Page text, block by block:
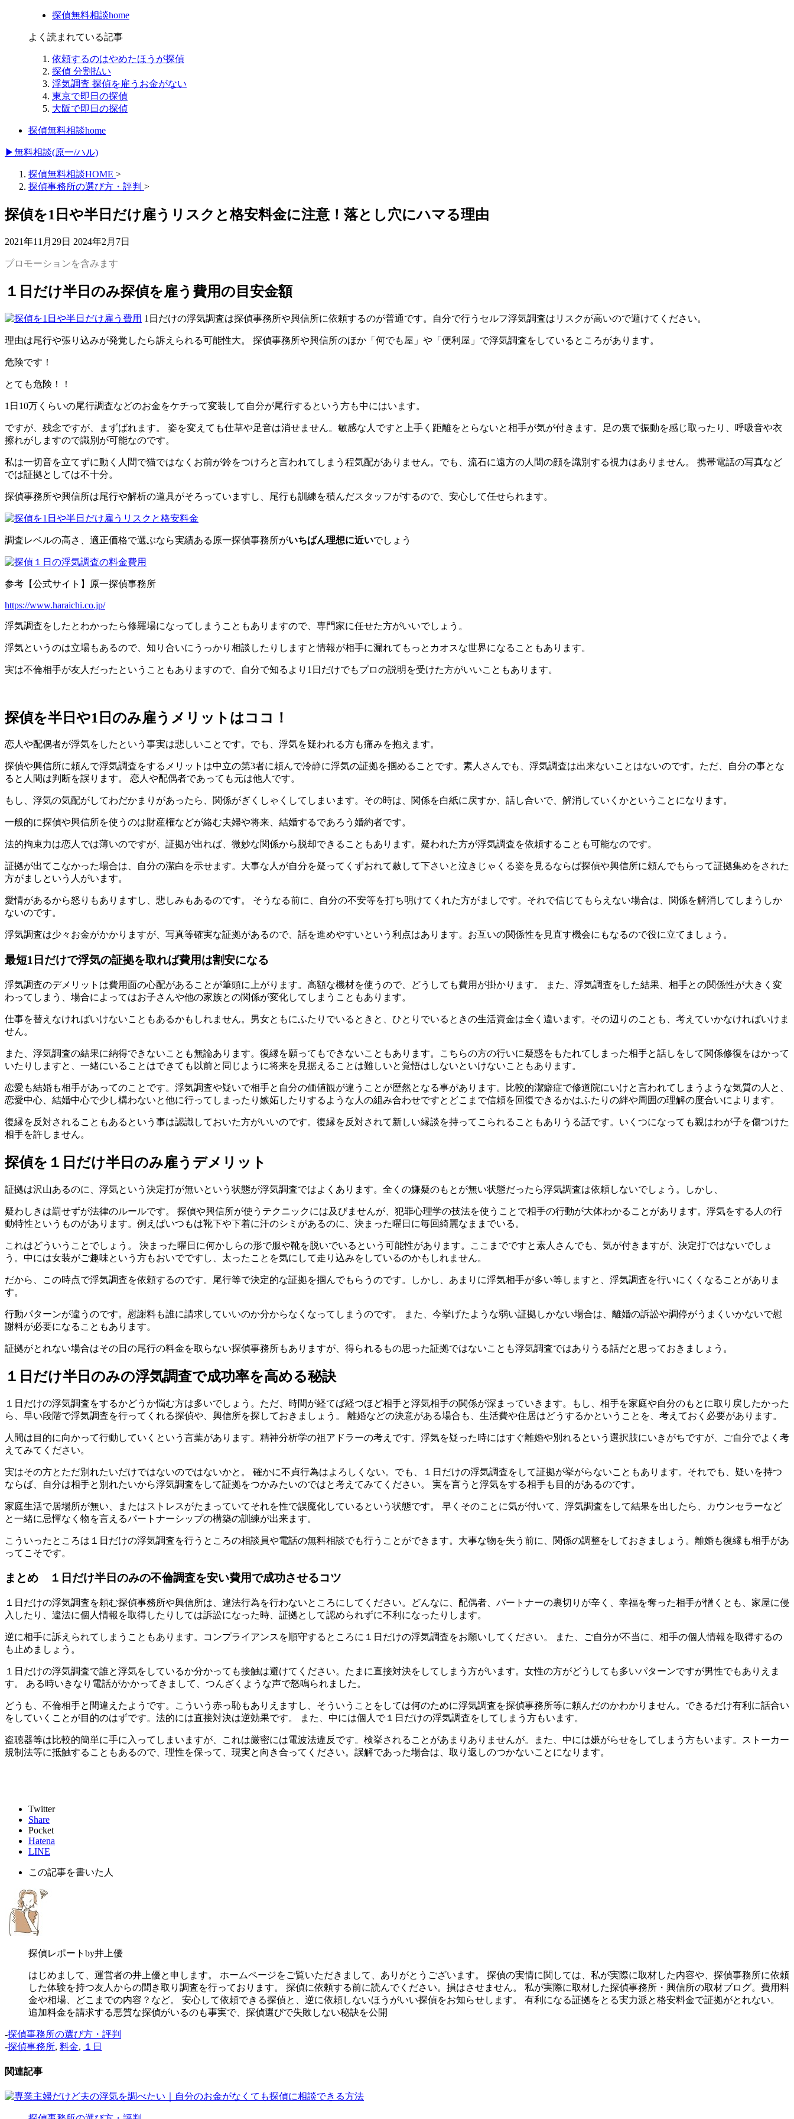
探偵無料相談home
よく読まれている記事
依頼するのはやめたほうが探偵
探偵 分割払い
浮気調査 探偵を雇うお金がない
東京で即日の探偵
大阪で即日の探偵
探偵無料相談home
▶無料相談(原一/ハル)
探偵無料相談HOME >
探偵事務所の選び方・評判 >
探偵を1日や半日だけ雇うリスクと格安料金に注意！落とし穴にハマる理由
2021年11月29日 2024年2月7日
プロモーションを含みます
１日だけ半日のみ探偵を雇う費用の目安金額
1日だけの浮気調査は探偵事務所や興信所に依頼するのが普通です。自分で行う セルフ浮気調査はリスクが高いので避けてください。
理由は尾行や張り込みが発覚したら訴えられる可能性大。 探偵事務所や興信所のほか 「何でも屋」や「便利屋」 で浮気調査をしているところがあります。
危険です！
とても危険！！
1日10万くらいの尾行調査などのお金をケチって変装して自分が尾行するという方も中にはいます。
ですが、 残念ですが、まずばれます。
姿を変えても仕草や足音は消せません。敏感な人ですと上手く距離をとらないと相手が気が付きます。足の裏で振動を感じ取ったり、呼吸音や衣
擦れがしますので識別が可能なのです。
私は一切音を立てずに動く人間で猫ではなくお前が鈴をつけろと言われてしまう程気配がありません。でも、流石に遠方の人間の顔を識別する視力はありません。 携帯電話の写真など
では証拠としては不十分。
探偵事務所や興信所は尾行や解析の道具がそろっていますし、尾行も訓練を積んだスタッフがするので、安心して任せられます。
調査レベルの高さ、適正価格で選ぶなら実績ある 原一探偵事務所がいちばん理想に近いでしょう
参考【公式サイト】原一探偵事務所
https://www.haraichi.co.jp/
浮気調査をしたとわかったら修羅場になってしまうこともありますので、 専門家に任せた方がいいでしょう。
浮気というのは立場もあるので、知り合いにうっかり相談したりしますと情報が相手に漏れて もっとカオスな世界になることもあります。
実は不倫相手が友人だった ということもありますので、自分で知るより1日だけでもプロの説明を受けた方がいいこともあります。
探偵を半日や1日のみ雇うメリットはココ！
恋人や配偶者が浮気をしたという事実は悲しいことです。でも、浮気を疑われる方も痛みを抱えます。
探偵や興信所に頼んで浮気調査をするメリットは中立の第3者に頼んで冷静に浮気の証拠を掴めることです。素人さんでも、浮気調査は出来ないことはないのです。ただ、自分の事とな
ると人間は判断を誤ります。 恋人や配偶者であっても元は他人です。
もし、浮気の気配がしてわだかまりがあったら、関係がぎくしゃくしてしまいます。その時は、関係を白紙に戻すか、話し合いで、解消していくかということになります。
一般的に探偵や興信所を使うのは財産権などが絡む夫婦や将来、結婚するであろう婚約者です。
法的拘束力は恋人では薄いのですが、証拠が出れば、微妙な関係から脱却できることもあります。疑われた方が浮気調査を依頼することも可能なのです。
証拠が出てこなかった場合は、自分の潔白を示せます。大事な人が自分を疑ってくずおれて赦して下さいと泣きじゃくる姿を見るならば探偵や興信所に頼んでもらって証拠集めをされた
方がましという人がいます。
愛情があるから怒りもありますし、悲しみもあるのです。 そうなる前に、自分の不安等を打ち明けてくれた方がましです。それで信じてもらえない場合は、関係を解消してしまうしか
ないのです。
浮気調査は少々お金がかかりますが、写真等確実な証拠があるので、話を進めやすいという利点はあります。お互いの関係性を見直す機会にもなるので役に立てましょう。
最短1日だけで浮気の証拠を取れば費用は割安になる
浮気調査のデメリットは費用面の心配があることが筆頭に上がります。高額な機材を使うので、どうしても費用が掛かります。 また、浮気調査をした結果、相手との関係性が大きく変
わってしまう、場合によってはお子さんや他の家族との関係が変化してしまうこともあります。
仕事を替えなければいけないこともあるかもしれません。男女ともにふたりでいるときと、ひとりでいるときの生活資金は全く違います。その辺りのことも、考えていかなければいけま
せん。
また、浮気調査の結果に納得できないことも無論あります。復縁を願ってもできないこともあります。こちらの方の行いに疑惑をもたれてしまった相手と話しをして関係修復をはかって
いたりしますと、一緒にいることはできても以前と同じように将来を見据えることは難しいと覚悟はしないといけないこともあります。
恋愛も結婚も相手があってのことです。浮気調査や疑いで相手と自分の価値観が違うことが歴然となる事があります。比較的潔癖症で修道院にいけと言われてしまうような気質の人と、
恋愛中心、結婚中心で少し構わないと他に行ってしまったり嫉妬したりするような人の組み合わせですとどこまで信頼を回復できるかはふたりの絆や周囲の理解の度合いによります。
復縁を反対されることもあるという事は認識しておいた方がいいのです。復縁を反対されて新しい縁談を持ってこられることもありうる話です。いくつになっても親はわが子を傷つけた
相手を許しません。
探偵を１日だけ半日のみ雇うデメリット
証拠は沢山あるのに、浮気という決定打が無いという状態が浮気調査ではよくあります。全くの嫌疑のもとが無い状態だったら浮気調査は依頼しないでしょう。しかし、
疑わしきは罰せずが法律のルールです。 探偵や興信所が使うテクニックには及びませんが、犯罪心理学の技法を使うことで相手の行動が大体わかることがあります。浮気をする人の行
動特性というものがあります。例えばいつもは靴下や下着に汗のシミがあるのに、決まった曜日に毎回綺麗なままでいる。
これはどういうことでしょう。 決まった曜日に何かしらの形で服や靴を脱いでいるという可能性があります。ここまでですと素人さんでも、気が付きますが、決定打ではないでしょ
う。中には女装がご趣味という方もおいでですし、太ったことを気にして走り込みをしているのかもしれません。
だから、この時点で浮気調査を依頼するのです。尾行等で決定的な証拠を掴んでもらうのです。しかし、あまりに浮気相手が多い等しますと、浮気調査を行いにくくなることがありま
す。
行動パターンが違うのです。慰謝料も誰に請求していいのか分からなくなってしまうのです。 また、今挙げたような弱い証拠しかない場合は、離婚の訴訟や調停がうまくいかないで慰
謝料が必要になることもあります。
証拠がとれない場合はその日の尾行の料金を取らない探偵事務所もありますが、得られるもの思った証拠ではないことも浮気調査ではありうる話だと思っておきましょう。
１日だけ半日のみの浮気調査で成功率を高める秘訣
１日だけの浮気調査をするかどうか悩む方は多いでしょう。ただ、時間が経てば経つほど相手と浮気相手の関係が深まっていきます。もし、相手を家庭や自分のもとに取り戻したかった
ら、早い段階で浮気調査を行ってくれる探偵や、興信所を探しておきましょう。 離婚などの決意がある場合も、生活費や住居はどうするかということを、考えておく必要があります。
人間は目的に向かって行動していくという言葉があります。精神分析学の祖アドラーの考えです。浮気を疑った時にはすぐ離婚や別れるという選択肢にいきがちですが、ご自分でよく考
えてみてください。
実はその方とただ別れたいだけではないのではないかと。 確かに不貞行為はよろしくない。でも、１日だけの浮気調査をして証拠が挙がらないこともあります。それでも、疑いを持つ
ならば、自分は相手と別れたいから浮気調査をして証拠をつかみたいのではと考えてみてください。 実を言うと浮気をする相手も目的があるのです。
家庭生活で居場所が無い、またはストレスがたまっていてそれを性で誤魔化しているという状態です。 早くそのことに気が付いて、浮気調査をして結果を出したら、カウンセラーなど
と一緒に忌憚なく物を言えるパートナーシップの構築の訓練が出来ます。
こういったところは１日だけの浮気調査を行うところの相談員や電話の無料相談でも行うことができます。大事な物を失う前に、関係の調整をしておきましょう。離婚も復縁も相手があ
ってこそです。
まとめ １日だけ半日のみの不倫調査を安い費用で成功させるコツ
１日だけの浮気調査を頼む探偵事務所や興信所は、違法行為を行わないところにしてください。どんなに、配偶者、パートナーの裏切りが辛く、幸福を奪った相手が憎くとも、家屋に侵
入したり、違法に個人情報を取得したりしては訴訟になった時、証拠として認められずに不利になったりします。
逆に相手に訴えられてしまうこともあります。コンプライアンスを順守するところに１日だけの浮気調査をお願いしてください。 また、ご自分が不当に、相手の個人情報を取得するの
も止めましょう。
１日だけの浮気調査で誰と浮気をしているか分かっても接触は避けてください。たまに直接対決をしてしまう方がいます。女性の方がどうしても多いパターンですが男性でもありえま
す。 ある時いきなり電話がかかってきまして、つんざくような声で怒鳴られました。
どうも、不倫相手と間違えたようです。こういう赤っ恥もありえますし、そういうことをしては何のために浮気調査を探偵事務所等に頼んだのかわかりません。できるだけ有利に話合い
をしていくことが目的のはずです。法的には直接対決は逆効果です。 また、中には個人で１日だけの浮気調査をしてしまう方もいます。
盗聴器等は比較的簡単に手に入ってしまいますが、これは厳密には電波法違反です。検挙されることがあまりありませんが。また、中には嫌がらせをしてしまう方もいます。ストーカー
規制法等に抵触することもあるので、理性を保って、現実と向き合ってください。誤解であった場合は、取り返しのつかないことになります。
Twitter
Share
Pocket
Hatena
LINE
この記事を書いた人
探偵レポートby井上優
はじめまして、運営者の井上優と申します。 ホームページをご覧いただきまして、ありがとうございます。 探偵の実情に関しては、私が実際に取材した内容や、探偵事務所に依頼
した体験を持つ友人からの聞き取り調査を行っております。 探偵に依頼する前に読んでください。損はさせません。 私が実際に取材した探偵事務所・興信所の取材ブログ。費用料
金や相場、どこまでの内容？など。 安心して依頼できる探偵と、逆に依頼しないほうがいい探偵をお知らせします。 有利になる証拠をとる実力派と格安料金で証拠がとれない。
追加料金を請求する悪質な探偵がいるのも事実で、探偵選びで失敗しない秘訣を公開
-探偵事務所の選び方・評判
-探偵事務所, 料金, １日
関連記事